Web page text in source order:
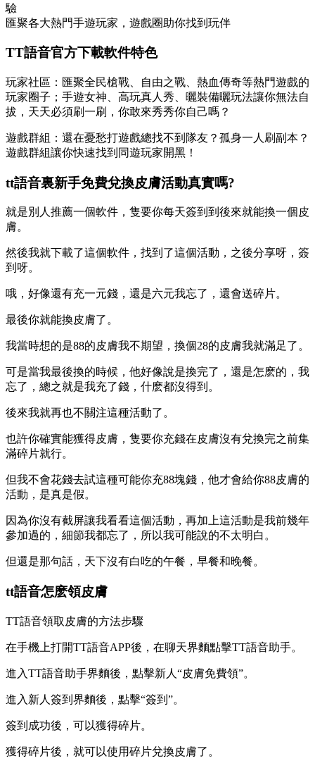
驗
匯聚各大熱門手遊玩家，遊戲圈助你找到玩伴
TT語音官方下載軟件特色
玩家社區：匯聚全民槍戰、自由之戰、熱血傳奇等熱門遊戲的
玩家圈子；手遊女神、高玩真人秀、曬裝備曬玩法讓你無法自
拔，天天必須刷一刷，你敢來秀秀你自己嗎？
遊戲群組：還在憂愁打遊戲總找不到隊友？孤身一人刷副本？
遊戲群組讓你快速找到同遊玩家開黑！
tt語音裏新手免費兌換皮膚活動真實嗎?
就是別人推薦一個軟件，隻要你每天簽到到後來就能換一個皮
膚。
然後我就下載了這個軟件，找到了這個活動，之後分享呀，簽
到呀。
哦，好像還有充一元錢，還是六元我忘了，還會送碎片。
最後你就能換皮膚了。
我當時想的是88的皮膚我不期望，換個28的皮膚我就滿足了。
可是當我最後換的時候，他好像說是換完了，還是怎麽的，我
忘了，總之就是我充了錢，什麽都沒得到。
後來我就再也不關注這種活動了。
也許你確實能獲得皮膚，隻要你充錢在皮膚沒有兌換完之前集
滿碎片就行。
但我不會花錢去試這種可能你充88塊錢，他才會給你88皮膚的
活動，是真是假。
因為你沒有截屏讓我看看這個活動，再加上這活動是我前幾年
參加過的，細節我都忘了，所以我可能說的不太明白。
但還是那句話，天下沒有白吃的午餐，早餐和晚餐。
tt語音怎麽領皮膚
TT語音領取皮膚的方法步驟
在手機上打開TT語音APP後，在聊天界麵點擊TT語音助手。
進入TT語音助手界麵後，點擊新人“皮膚免費領”。
進入新人簽到界麵後，點擊“簽到”。
簽到成功後，可以獲得碎片。
獲得碎片後，就可以使用碎片兌換皮膚了。